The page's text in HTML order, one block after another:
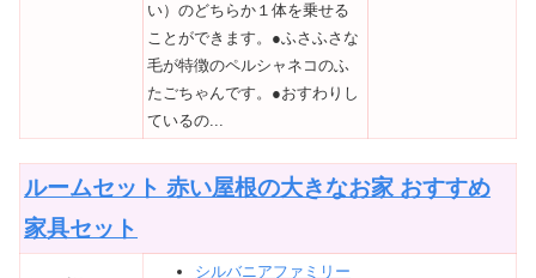
い）のどちらか１体を乗せる
ことができます。●ふさふさな
毛が特徴のペルシャネコのふ
たごちゃんです。●おすわりし
ているの...
ルームセット 赤い屋根の大きなお家 おすすめ
家具セット
シルバニアファミリー